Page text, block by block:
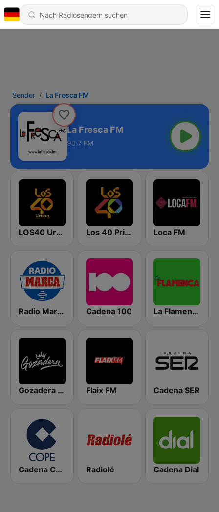
Sender La Fresca FM
La Fresca FM
90.7 FM
LOS40 Urban Los 40 Principales Loca FM
Radio Marca Nacional Cadena 100 La Flamenca
Gozadera FM Flaix FM Cadena SER
Cadena COPE Radiolé Cadena Dial